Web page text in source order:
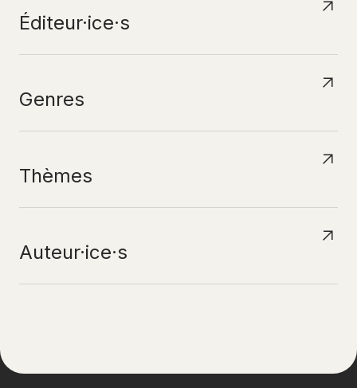
Éditeur·ice·s
Genres
Thèmes
Auteur·ice·s